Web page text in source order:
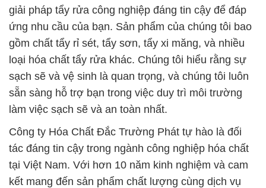
giải pháp tẩy rửa công nghiệp đáng tin cậy để đáp
ứng nhu cầu của bạn. Sản phẩm của chúng tôi bao
gồm chất tẩy rỉ sét, tẩy sơn, tẩy xi măng, và nhiều
loại hóa chất tẩy rửa khác. Chúng tôi hiểu rằng sự
sạch sẽ và vệ sinh là quan trọng, và chúng tôi luôn
sẵn sàng hỗ trợ bạn trong việc duy trì môi trường
làm việc sạch sẽ và an toàn nhất.
Công ty Hóa Chất Đắc Trường Phát tự hào là đối
tác đáng tin cậy trong ngành công nghiệp hóa chất
tại Việt Nam. Với hơn 10 năm kinh nghiệm và cam
kết mang đến sản phẩm chất lượng cùng dịch vụ